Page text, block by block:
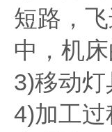
短路，
中，机
3)移动
4)加工